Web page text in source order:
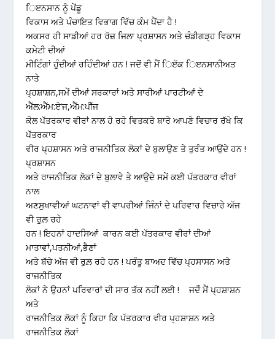
ਿੲਨਸਾਨ ਨੂੰ ਪੇਂਡੂ
ਵਿਕਾਸ ਅਤੇ ਪੰਚਾਇਤ ਵਿਭਾਗ ਵਿੱਚ ਕੰਮ ਪੈਂਦਾ ਹੈ !
ਅਕਸਰ ਹੀ ਸਾਡੀਆਂ ਹਰ ਰੋਜ਼ ਜਿਲਾ ਪ੍ਰਸ਼ਾਸਨ ਅਤੇ ਚੰਡੀਗੜ੍ਹ ਵਿਕਾਸ
ਕਮੇਟੀ ਦੀਆਂ
ਮੀਟਿੰਗਾਂ ਹੁੰਦੀਆਂ ਰਹਿੰਦੀਆਂ ਹਨ ! ਜਦੋਂ ਵੀ ਮੈਂ ਿੲੱਕ ਿੲਨਸਾਨੀਅਤ
ਨਾਤੇ
ਪ੍ਹਸ਼ਾਸ਼ਨ,ਸਮੇਂ ਦੀਆਂ ਸਰਕਾਰਾਂ ਅਤੇ ਸਾਰੀਆਂ ਪਾਰਟੀਆਂ ਦੇ
ਐੱਲ:ਐੱਮ:ਏ’ਜ,ਐੱਮ:ਪੀੱਜ
ਕੋਲ ਪੱਤਰਕਾਰ ਵੀਰਾਂ ਨਾਲ ਹੋ ਰਹੇ ਵਿਤਕਰੇ ਬਾਰੇ ਆਪਣੇ ਵਿਚਾਰ ਰੱਖੇ ਕਿ
ਪੱਤਰਕਾਰ
ਵੀਰ ਪ੍ਹਸ਼ਾਸਨ ਅਤੇ ਰਾਜਨੀਤਿਕ ਲੋਕਾਂ ਦੇ ਬੁਲਾਉਣ ਤੇ ਤੁਰੰਤ ਆਉਂਦੇ ਹਨ !
ਪ੍ਰਸ਼ਾਸਨ
ਅਤੇ ਰਾਜਨੀਤਿਕ ਲੋਕਾਂ ਦੇ ਬੁਲਾਵੇ ਤੇ ਆਉਦੇ ਸਮੇਂ ਕਈ ਪੱਤਰਕਾਰ ਵੀਰਾਂ
ਨਾਲ
ਅਣਸੁਖਾਵੀਆਂ ਘਟਨਾਵਾਂ ਵੀ ਵਾਪਰੀਆਂ ਜਿੰਨਾਂ ਦੇ ਪਰਿਵਾਰ ਵਿਚਾਰੇ ਅੱਜ
ਵੀ ਰੁਲ਼ ਰਹੇ
ਹਨ ! ਇਹਨਾਂ ਹਾਦਸਿਆਂ ਕਾਰਨ ਕਈ ਪੱਤਰਕਾਰ ਵੀਰਾਂ ਦੀਆਂ
ਮਾਤਾਵਾਂ,ਪਤਨੀਆਂ,ਭੈਣਾਂ
ਅਤੇ ਬੱਚੇ ਅੱਜ ਵੀ ਰੁਲ਼ ਰਹੇ ਹਨ ! ਪਰੰਤੂ ਬਾਅਦ ਵਿੱਚ ਪ੍ਹਸਾਸਨ ਅਤੇ
ਰਾਜਨੀਤਿਕ
ਲੋਕਾਂ ਨੇ ਉਹਨਾਂ ਪਰਿਵਾਰਾਂ ਦੀ ਸਾਰ ਤੱਕ ਨਹੀਂ ਲਈ ! ਜਦੋੰ ਮੈਂ ਪ੍ਹਸ਼ਾਸ਼ਨ
ਅਤੇ
ਰਾਜਨੀਤਿਕ ਲੋਕਾਂ ਨੂੰ ਕਿਹਾ ਕਿ ਪੱਤਰਕਾਰ ਵੀਰ ਪ੍ਹਸ਼ਾਸ਼ਨ ਅਤੇ
ਰਾਜਨੀਤਿਕ ਲੋਕਾਂ